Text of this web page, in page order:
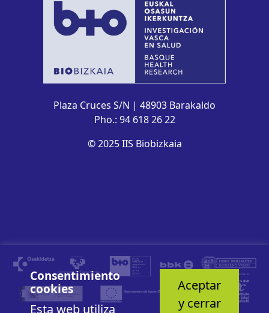
Plaza Cruces S/N | 48903 Barakaldo
Pho.: 94 618 26 22
© 2025 IIS Biobizkaia
Consentimiento
cookies
Esta web utiliza
Aceptar
y cerrar